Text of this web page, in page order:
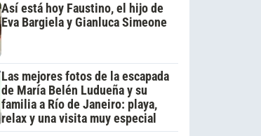
Así está hoy Faustino, el hijo de
Eva Bargiela y Gianluca Simeone
Las mejores fotos de la escapada
de María Belén Ludueña y su
familia a Río de Janeiro: playa,
relax y una visita muy especial